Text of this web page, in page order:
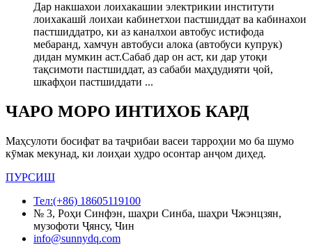
Дар накшахои лоихакашии электрикии институти
лоихакашй лоихаи кабинетхои пастшиддат ва кабинахои
пастшиддатро, ки аз каналхои автобус истифода
мебаранд, хамчун автобуси алока (автобуси купрук)
дидан мумкин аст.Сабаб дар он аст, ки дар утоқи
тақсимоти пастшиддат, аз сабаби маҳдудияти ҷой,
шкафҳои пастшиддати ...
ЧАРО МОРО ИНТИХОБ КАРД
Маҳсулоти босифат ва таҷрибаи васеи тарроҳии мо ба шумо
кӯмак мекунад, ки лоиҳаи худро осонтар анҷом диҳед.
ПУРСИШ
Тел:(+86) 18605119100
№ 3, Роҳи Синфэн, шаҳри Синба, шаҳри Чжэнцзян,
музофоти Ҷянсу, Чин
info@sunnydq.com